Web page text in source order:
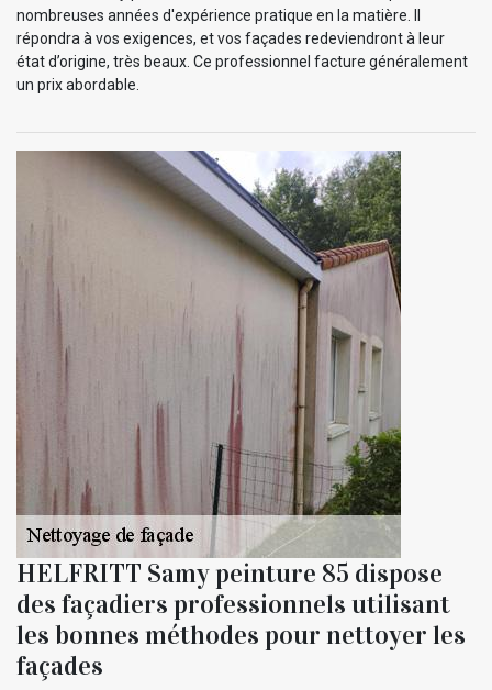
nombreuses années d'expérience pratique en la matière. Il
répondra à vos exigences, et vos façades redeviendront à leur
état d’origine, très beaux. Ce professionnel facture généralement
un prix abordable.
HELFRITT Samy peinture 85 dispose
des façadiers professionnels utilisant
les bonnes méthodes pour nettoyer les
façades